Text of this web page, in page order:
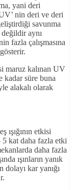
yani deri
nin deri ve deri
savunma
değildir aynı
fazla çalışmasına
maruz kalınan UV
kadar süre buna
alakalı olarak
ışığının etkisi
kat daha fazla etki
daha fazla
ışınların yanık
kar yanığı